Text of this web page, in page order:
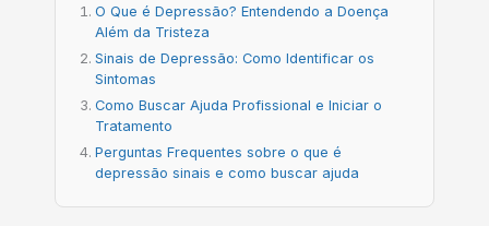
O Que é Depressão? Entendendo a Doença
Além da Tristeza
Sinais de Depressão: Como Identificar os
Sintomas
Como Buscar Ajuda Profissional e Iniciar o
Tratamento
Perguntas Frequentes sobre o que é
depressão sinais e como buscar ajuda